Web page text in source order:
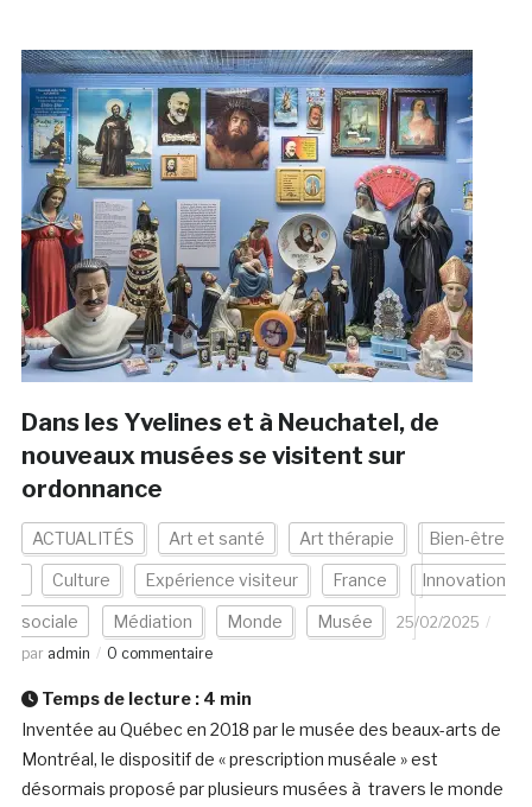
Dans les Yvelines et à Neuchatel, de
nouveaux musées se visitent sur
ordonnance
ACTUALITÉS Art et santé Art thérapie Bien-être
Culture Expérience visiteur France Innovation
sociale Médiation Monde Musée
25/02/2025
par admin 0 commentaire
Temps de lecture : 4 min
Inventée au Québec en 2018 par le musée des beaux-arts de
Montréal, le dispositif de « prescription muséale » est
désormais proposé par plusieurs musées à travers le monde